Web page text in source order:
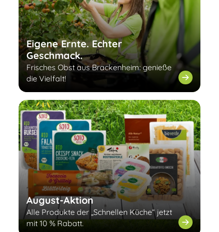
Eigene Ernte. Echter
Geschmack.
Frisches Obst aus Brackenheim: genieße
die Vielfalt!
August-Aktion
Alle Produkte der „Schnellen Küche“ jetzt
mit 10 % Rabatt.